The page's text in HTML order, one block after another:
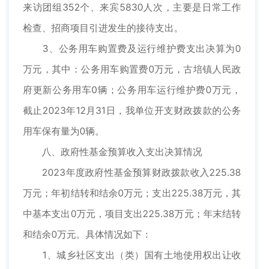
来访团组352个、来宾5830人次，主要是日常工作
检查、招商项目引进发生的接待支出。
3、公务用车购置费及运行维护费支出决算为0
万元，其中：公务用车购置费0万元，古培镇人民政
府更新公务用车0辆；公务用车运行维护费0万元，
截止2023年12月31日，我单位开支财政拨款的公务
用车保有量为0辆。
八、政府性基金预算收入支出决算情况
2023年度政府性基金预算财政拨款收入225.38
万元；年初结转和结余0万元；支出225.38万元，其
中基本支出0万元，项目支出225.38万元；年末结转
和结余0万元。具体情况如下：
1、城乡社区支出（类）国有土地使用权出让收